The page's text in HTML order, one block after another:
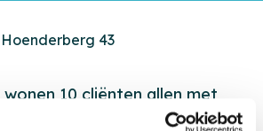
Hoenderberg 43
10 cliënten allen met
verstandelijke beperking.